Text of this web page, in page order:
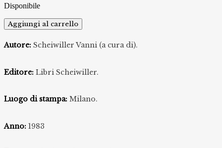
Disponibile
Aggiungi al carrello
Autore: Scheiwiller Vanni (a cura di).
Editore: Libri Scheiwiller.
Luogo di stampa: Milano.
Anno: 1983